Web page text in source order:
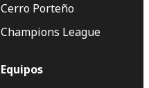
Cerro Porteño
Champions League
Equipos